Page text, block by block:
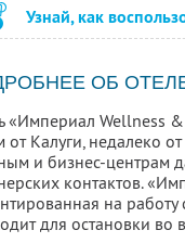
Узнай, как
ОБ
«Империал Wellness
от Калуги, недалеко
и бизнес-центрам
контактов.
на
для остановки во